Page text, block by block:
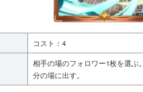
コスト：4
相手の場のフォロワー1枚を選ぶ
分の場に出す。